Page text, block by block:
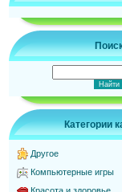
Категории
Другое
Компьютерные игры